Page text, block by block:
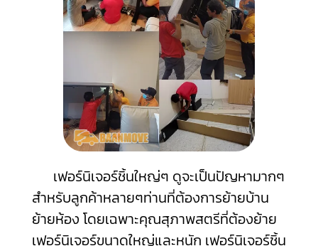
เฟอร์นิเจอร์ชิ้นใหญ่ๆ ดูจะเป็นปัญหามากๆ
สำหรับลูกค้าหลายๆท่านที่ต้องการย้ายบ้าน
ย้ายห้อง โดยเฉพาะคุณสุภาพสตรีที่ต้องย้าย
เฟอร์นิเจอร์ขนาดใหญ่และหนัก เฟอร์นิเจอร์ชิ้น